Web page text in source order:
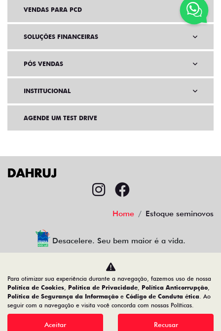
VENDAS PARA PCD
SOLUÇÕES FINANCEIRAS
PÓS VENDAS
INSTITUCIONAL
AGENDE UM TEST DRIVE
Home Estoque seminovos
Desacelere. Seu bem maior é a vida.
CMJ Comércio de Veículos Ltda
05.026.792/0024-83
Desenvolvido pela DEALERSPACE ® Direitos Reservados.
Para otimizar sua experiência durante a navegação, fazemos uso de nossa
Política de Cookies, Política de Privacidade, Política Anticorrupção,
Política de Segurança da Informação e Código de Conduta ética. Ao
seguir com a navegação e visita você concorda com nossas Políticas.
Aceitar Recusar